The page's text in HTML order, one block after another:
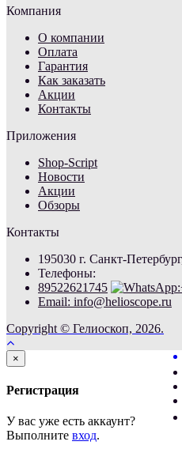
Компания
О компании
Оплата
Гарантия
Как заказать
Акции
Контакты
Приложения
Shop-Script
Новости
Акции
Обзоры
Контакты
195030 г. Санкт-
Телефоны:
89522621745
Email: info@helioscope.ru
Copyright © Гелиоскоп, 2026.
×
Регистрация
У вас уже есть аккаунт?
Выполните вход.